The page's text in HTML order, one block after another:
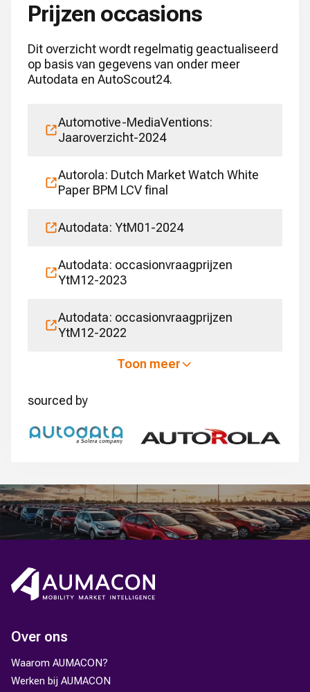
Prijzen occasions
Dit overzicht wordt regelmatig geactualiseerd
op basis van gegevens van onder meer
Autodata en AutoScout24.
Automotive-MediaVentions:
Jaaroverzicht-2024
Autorola: Dutch Market Watch White
Paper BPM LCV final
Autodata: YtM01-2024
Autodata: occasionvraagprijzen
YtM12-2023
Autodata: occasionvraagprijzen
YtM12-2022
Toon meer
sourced by
Over ons
Waarom AUMACON?
Werken bij AUMACON